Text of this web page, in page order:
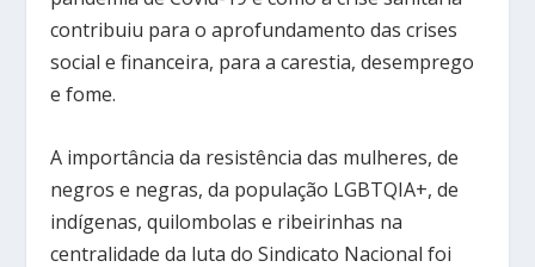
contribuiu para o aprofundamento das crises
social e financeira, para a carestia, desemprego
e fome.
A importância da resistência das mulheres, de
negros e negras, da população LGBTQIA+, de
indígenas, quilombolas e ribeirinhas na
centralidade da luta do Sindicato Nacional foi